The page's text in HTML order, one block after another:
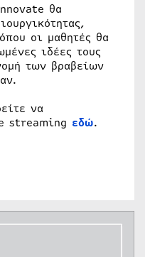
θα
οι μαθητές θα
ιδέες τους
των βραβείων
να
streaming εδώ.